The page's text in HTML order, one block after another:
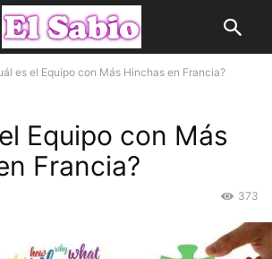
es el Equipo con Más Hinchas en Francia?
Equipo con Más
Francia?
373